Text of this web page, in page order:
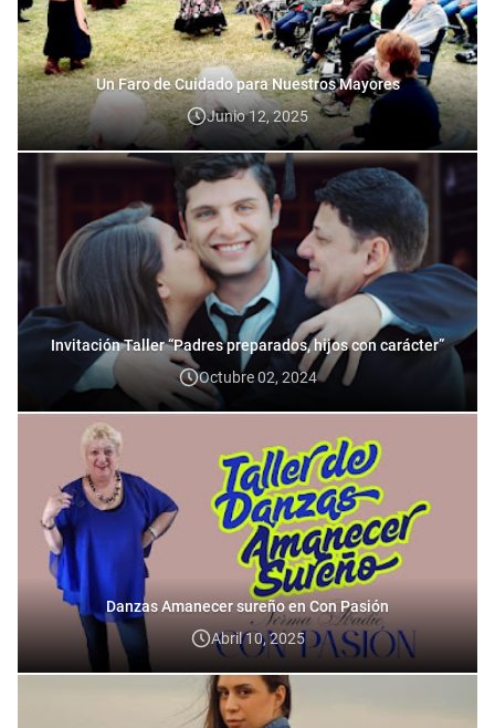
Un Faro de Cuidado para Nuestros Mayores
Junio 12, 2025
Invitación Taller “Padres preparados, hijos con carácter”
Octubre 02, 2024
Danzas Amanecer sureño en Con Pasión
Abril 10, 2025